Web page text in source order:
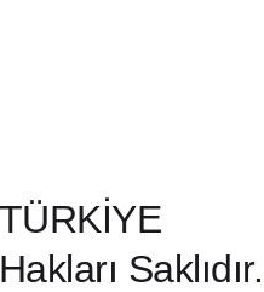
Saklıdır.